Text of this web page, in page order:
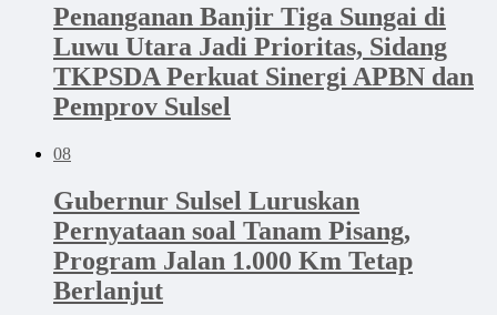
Penanganan Banjir Tiga Sungai di
Luwu Utara Jadi Prioritas, Sidang
TKPSDA Perkuat Sinergi APBN dan
Pemprov Sulsel
08
Gubernur Sulsel Luruskan
Pernyataan soal Tanam Pisang,
Program Jalan 1.000 Km Tetap
Berlanjut